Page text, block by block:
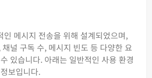
인 메시지 전송을 위해 설계되었으며,
널 구독 수, 메시지 빈도 등 다양한 요
있습니다. 아래는 일반적인 사용 환경
보입니다.